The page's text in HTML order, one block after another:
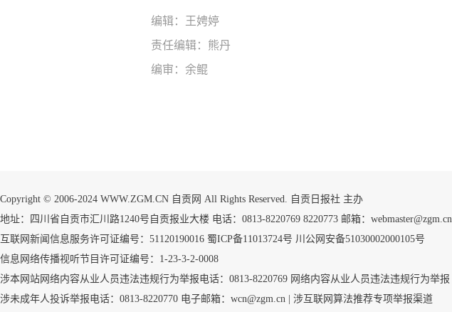
编辑：王娉婷
责任编辑：熊丹
编审：余鲲
Copyright © 2006-2024 WWW.ZGM.CN 自贡网 All Rights Reserved. 自贡日报社 主办
地址：四川省自贡市汇川路1240号自贡报业大楼 电话：0813-8220769 8220773 邮箱：webmaster@zgm.cn
互联网新闻信息服务许可证编号：51120190016 蜀ICP备11013724号 川公网安备51030002000105号
信息网络传播视听节目许可证编号：1-23-3-2-0008
涉本网站网络内容从业人员违法违规行为举报电话：0813-8220769 网络内容从业人员违法违规行为举报
涉未成年人投诉举报电话：0813-8220770 电子邮箱：wcn@zgm.cn | 涉互联网算法推荐专项举报渠道